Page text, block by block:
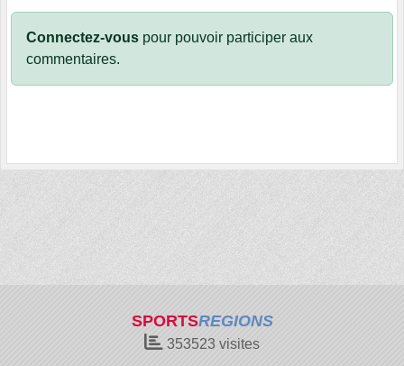
Connectez-vous pour pouvoir participer aux
commentaires.
SPORTSREGIONS
353523 visites